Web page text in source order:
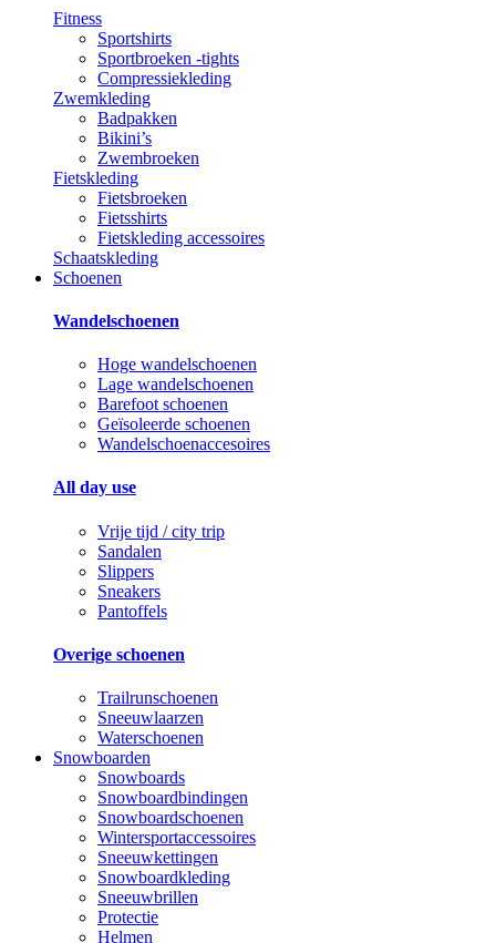
Fitness
Sportshirts
Sportbroeken -tights
Compressiekleding
Zwemkleding
Badpakken
Bikini’s
Zwembroeken
Fietskleding
Fietsbroeken
Fietsshirts
Fietskleding accessoires
Schaatskleding
Schoenen
Wandelschoenen
Hoge wandelschoenen
Lage wandelschoenen
Barefoot schoenen
Geïsoleerde schoenen
Wandelschoenaccesoires
All day use
Vrije tijd / city trip
Sandalen
Slippers
Sneakers
Pantoffels
Overige schoenen
Trailrunschoenen
Sneeuwlaarzen
Waterschoenen
Snowboarden
Snowboards
Snowboardbindingen
Snowboardschoenen
Wintersportaccessoires
Sneeuwkettingen
Snowboardkleding
Sneeuwbrillen
Protectie
Helmen